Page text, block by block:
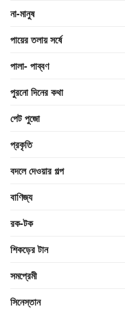
না-মানুষ
পায়ের তলায় সর্ষে
পালা- পাব্বণ
পুরনো দিনের কথা
পেট পুজো
প্রকৃতি
বদলে দেওয়ার গল্প
বাণিজ্য
রক-টক
শিকড়ের টান
সমপ্রেমী
সিনেস্তান